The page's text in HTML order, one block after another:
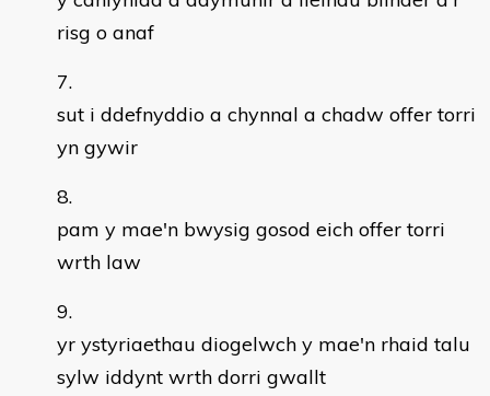
risg o anaf
sut i ddefnyddio a chynnal a chadw offer torri
yn gywir
pam y mae'n bwysig gosod eich offer torri
wrth law
yr ystyriaethau diogelwch y mae'n rhaid talu
sylw iddynt wrth dorri gwallt